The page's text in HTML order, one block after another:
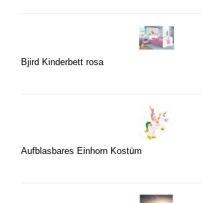
Bjird Kinderbett rosa
Aufblasbares Einhorn Kostüm